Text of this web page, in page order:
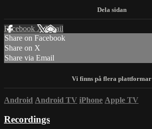
Facebook XEmail
Share on Facebook
Share on X
Share via Email
Android Android TV iPhone Apple TV
Recordings